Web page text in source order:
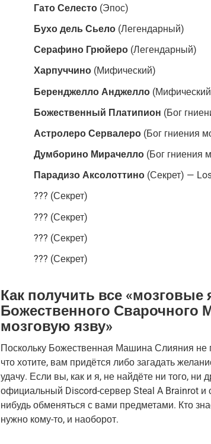
Гато Селесто (Эпос)
Бухо дель Сьело (Легендарный)
Серафино Грюйеро (Легендарный)
Харпуччино (Мифический)
Беренджелло Анджелло
Божественный Платипион (Бог
Астролеро Сервалеро (Бог гниения
Думборино Мирачелло (Бог гниения
Парадизо Аксолоттино (Секрет) —
??? (Секрет)
??? (Секрет)
??? (Секрет)
??? (Секрет)
Как получить все
Божественного Сварочного
мозговую язву»
Поскольку Божественная Машина Слияния не
что хотите, вам придётся либо загадать
удачу. Если вы, как и я, не найдёте ни того, ни
официальный Discord-сервер Steal A Brainrot и
нибудь обменяться с вами предметами. Кто
нужно кому-то, и наоборот.